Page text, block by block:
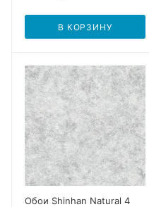
В КОРЗИНУ
Обои Shinhan Natural 4